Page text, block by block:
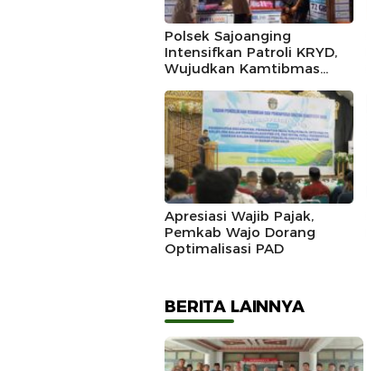
Polsek Sajoanging
Intensifkan Patroli KRYD,
Wujudkan Kamtibmas
Apresiasi Wajib Pajak,
Pemkab Wajo Dorang
Optimalisasi PAD
BERITA LAINNYA